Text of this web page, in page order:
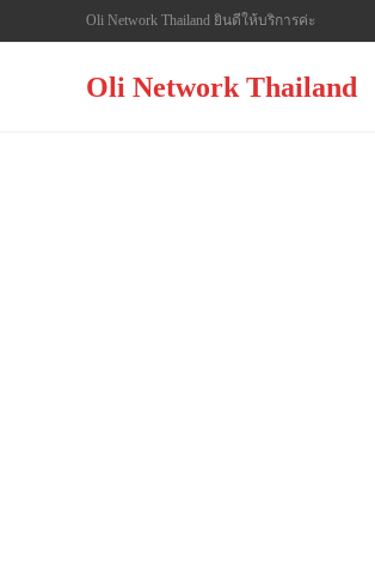
to
Oli Network Thailand ยินดีให้บริการค่ะ
Oli Network Thailand